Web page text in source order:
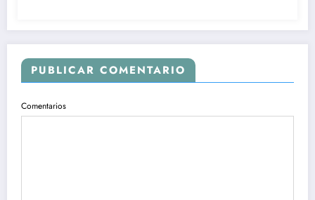
PUBLICAR COMENTARIO
Comentarios